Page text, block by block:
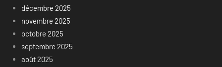
décembre 2025
novembre 2025
octobre 2025
septembre 2025
août 2025